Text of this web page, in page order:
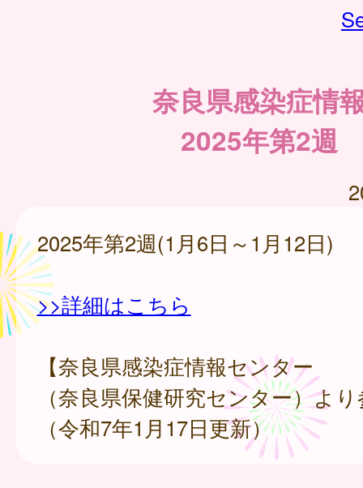
奈良県感染症情
2025年第2週
2025年第2週(1月6日～1月12日)
>>詳細はこちら
【奈良県感染症情報センター
（奈良県保健研究センター）よ
（令和7年1月17日更新）